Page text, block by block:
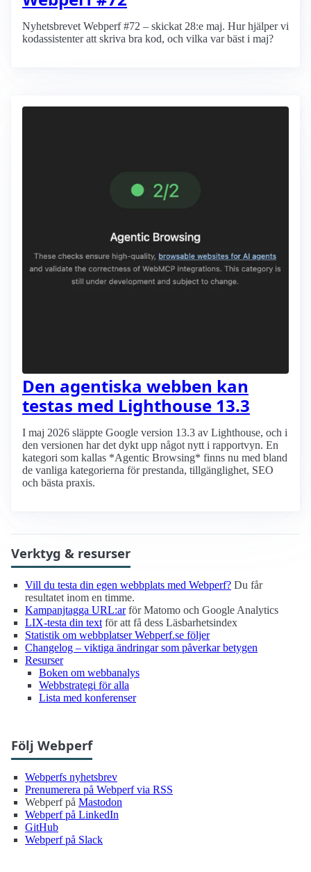
Nyhetsbrevet Webperf #72 – skickat 28:e maj. Hur hjälper vi
kodassistenter att skriva bra kod, och vilka var bäst i maj?
Den agentiska webben kan
testas med Lighthouse 13.3
I maj 2026 släppte Google version 13.3 av Lighthouse, och i
den versionen har det dykt upp något nytt i rapportvyn. En
kategori som kallas *Agentic Browsing* finns nu med bland
de vanliga kategorierna för prestanda, tillgänglighet, SEO
och bästa praxis.
Verktyg & resurser
Vill du testa din egen webbplats med Webperf? Du får
resultatet inom en timme.
Kampanjtagga URL:arför Matomo och Google Analytics
LIX-testa din text för att få dess Läsbarhetsindex
Statistik om webbplatser Webperf.se följer
Changelog – viktiga ändringar som påverkar betygen
Resurser
Boken om webbanalys
Webbstrategi för alla
Lista med konferenser
Följ Webperf
Webperfs nyhetsbrev
Prenumerera på Webperf via RSS
Webperf på Mastodon
Webperf på LinkedIn
GitHub
Webperf på Slack